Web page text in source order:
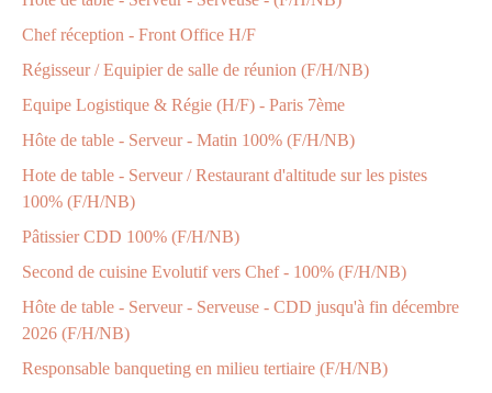
Chef réception - Front Office H/F
Régisseur / Equipier de salle de réunion (F/H/NB)
Equipe Logistique & Régie (H/F) - Paris 7ème
Hôte de table - Serveur - Matin 100% (F/H/NB)
Hote de table - Serveur / Restaurant d'altitude sur les pistes
100% (F/H/NB)
Pâtissier CDD 100% (F/H/NB)
Second de cuisine Evolutif vers Chef - 100% (F/H/NB)
Hôte de table - Serveur - Serveuse - CDD jusqu'à fin décembre
2026 (F/H/NB)
Responsable banqueting en milieu tertiaire (F/H/NB)